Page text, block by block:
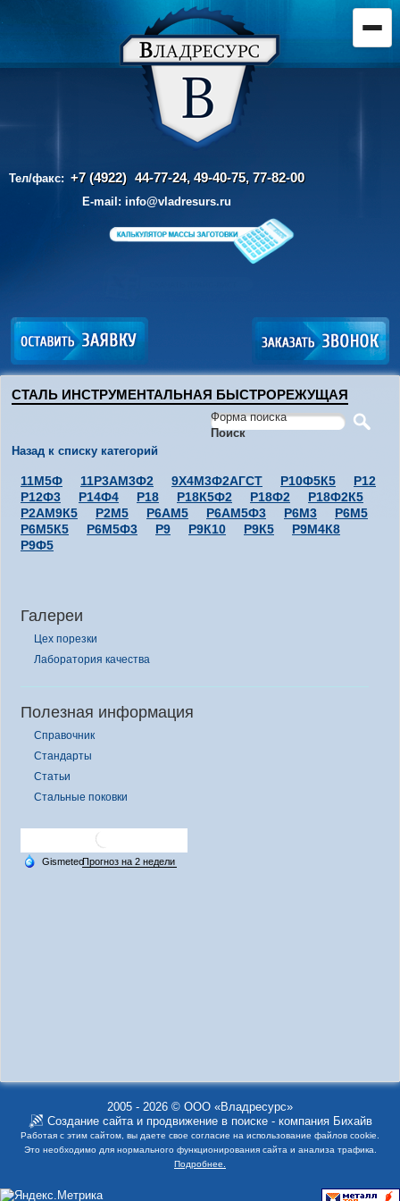
Тел/факс: +7 (4922) 44-77-24, 49-40-75, 77-82-00
E-mail: info@vladresurs.ru
СТАЛЬ ИНСТРУМЕНТАЛЬНАЯ БЫСТРОРЕЖУЩАЯ
Форма поиска
Поиск
Назад к списку категорий
11М5Ф 11Р3АМ3Ф2 9Х4М3Ф2АГСТ Р10Ф5К5
Р12
Р12Ф3
Р14Ф4 Р18 Р18К5Ф2 Р18Ф2
Р18Ф2К5
Р2АМ9К5
Р2М5 Р6АМ5 Р6АМ5Ф3 Р6М3
Р6М5
Р6М5К5
Р6М5Ф3 Р9 Р9К10 Р9К5
Р9М4К8
Р9Ф5
Галереи
Цех порезки
Лаборатория качества
Полезная информация
Справочник
Стандарты
Статьи
Стальные поковки
2005 - 2026 © ООО «Владресурс»
Создание сайтаи продвижение в поиске- компания Бихайв
Работая с этим сайтом, вы даете свое согласие на использование файлов cookie.
Это необходимо для нормального функционирования сайта и анализа трафика.
Подробнее.